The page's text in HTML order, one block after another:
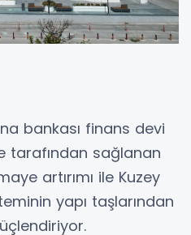
bankası finans devi
tarafından sağlanan
artırımı ile Kuzey
yapı taşlarından